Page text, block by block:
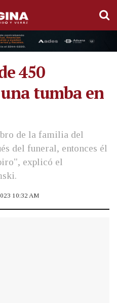
450
una tumba en
de la familia del
del funeral, entonces él
explicó el
10:32 AM